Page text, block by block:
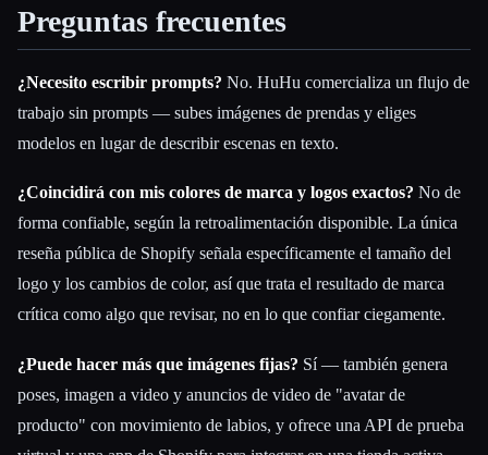
Preguntas frecuentes
¿Necesito escribir prompts? No. HuHu comercializa un flujo de
trabajo sin prompts — subes imágenes de prendas y eliges
modelos en lugar de describir escenas en texto.
¿Coincidirá con mis colores de marca y logos exactos? No de
forma confiable, según la retroalimentación disponible. La única
reseña pública de Shopify señala específicamente el tamaño del
logo y los cambios de color, así que trata el resultado de marca
crítica como algo que revisar, no en lo que confiar ciegamente.
¿Puede hacer más que imágenes fijas? Sí — también genera
poses, imagen a video y anuncios de video de "avatar de
producto" con movimiento de labios, y ofrece una API de prueba